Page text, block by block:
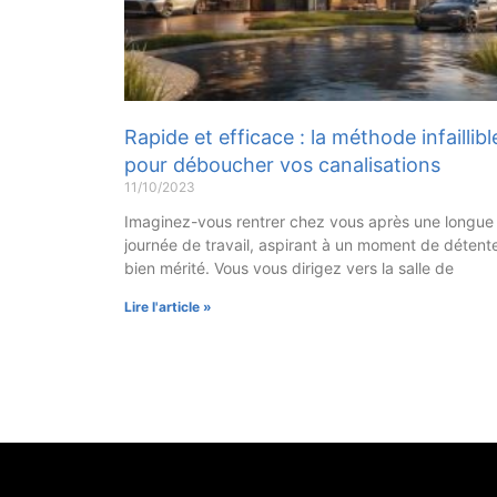
Rapide et efficace : la méthode
pour déboucher vos canalisations
11/10/2023
Imaginez-vous rentrer chez vous après une longue
journée de travail, aspirant à un moment de
bien mérité. Vous vous dirigez vers la salle de
Lire l'article »